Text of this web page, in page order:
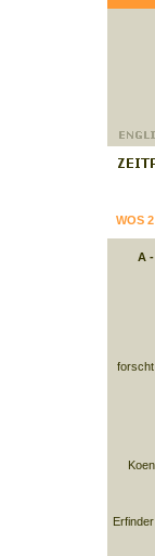
WOS 2
A -
forscht